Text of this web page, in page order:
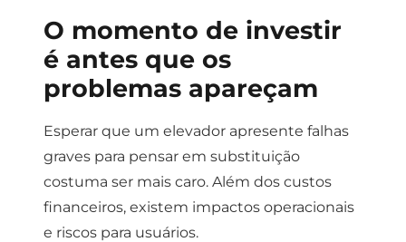
O momento de investir
é antes que os
problemas apareçam
Esperar que um elevador apresente falhas
graves para pensar em substituição
costuma ser mais caro. Além dos custos
financeiros, existem impactos operacionais
e riscos para usuários.